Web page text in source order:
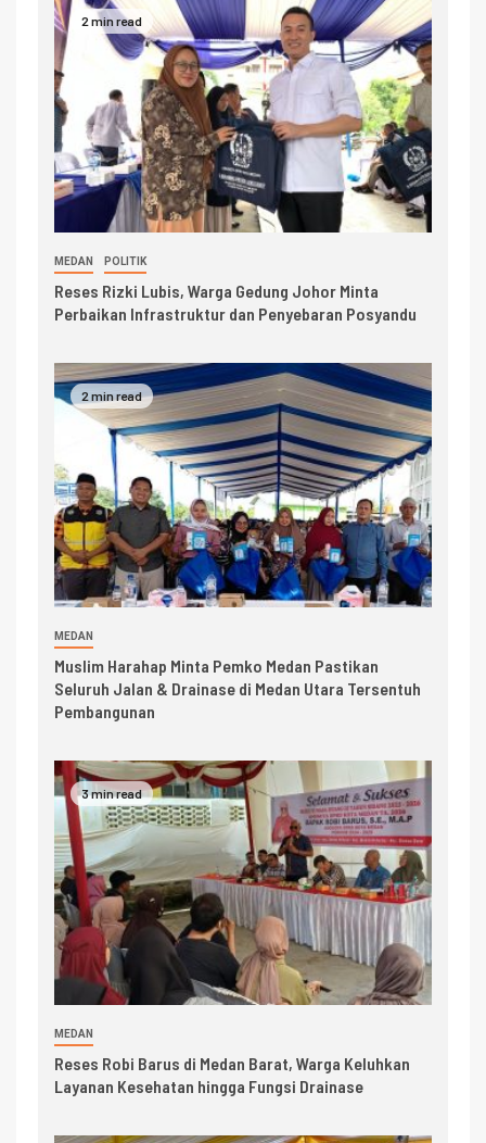
2 min read
MEDAN POLITIK
Reses Rizki Lubis, Warga Gedung Johor Minta
Perbaikan Infrastruktur dan Penyebaran Posyandu
2 min read
MEDAN
Muslim Harahap Minta Pemko Medan Pastikan
Seluruh Jalan & Drainase di Medan Utara Tersentuh
Pembangunan
3 min read
MEDAN
Reses Robi Barus di Medan Barat, Warga Keluhkan
Layanan Kesehatan hingga Fungsi Drainase